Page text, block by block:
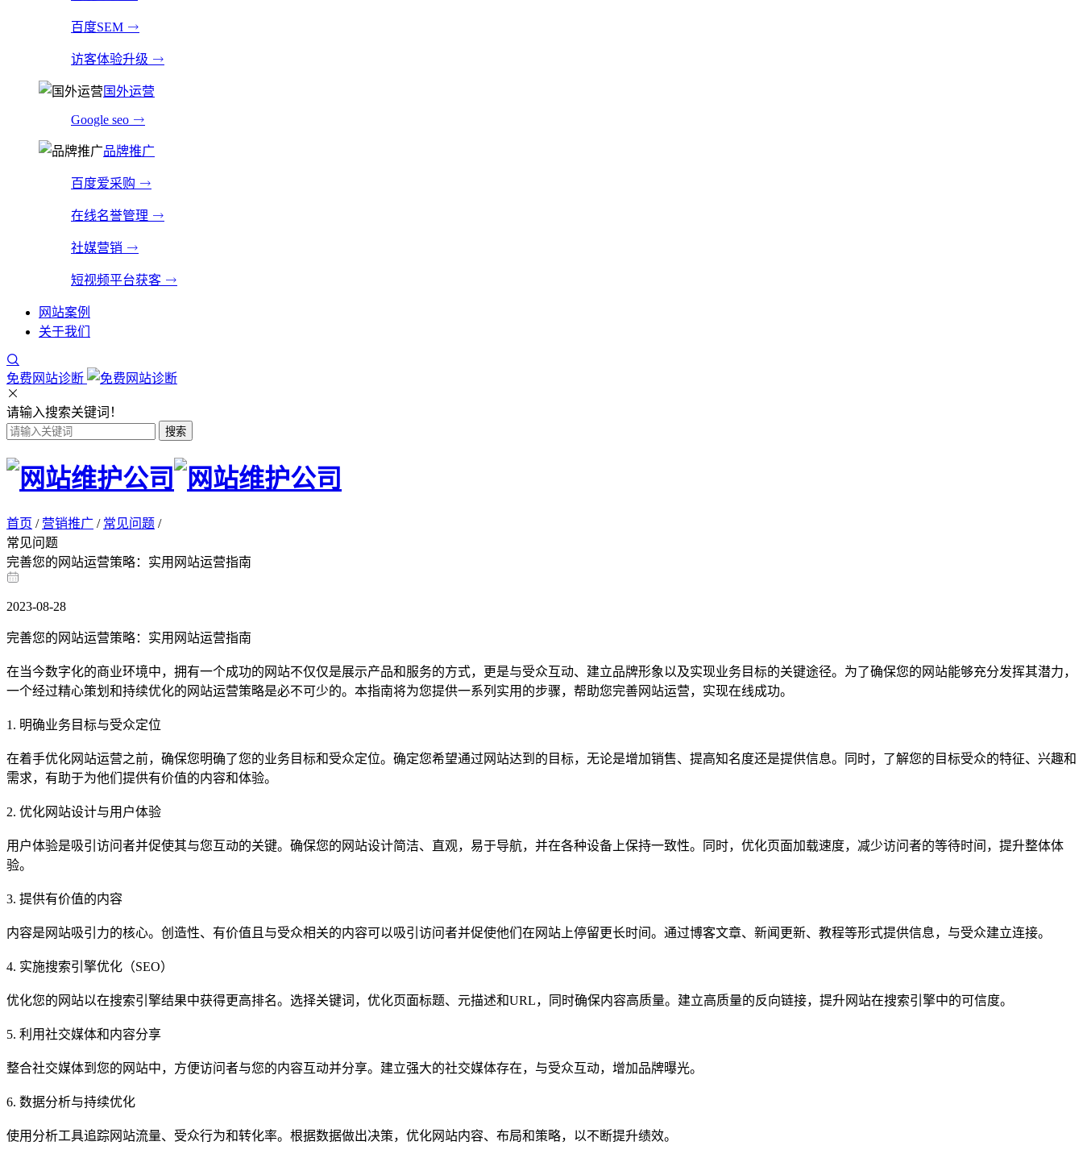
百度SEM
访客体验升级
国外运营
Google seo
品牌推广
百度爱采购
在线名誉管理
社媒营销
短视频平台获客
网站案例
关于我们
免费网站诊断
请输入搜索关键词！
搜索
首页 / 营销推广 / 常见问题 /
常见问题
完善您的网站运营策略：实用网站运营指南
2023-08-28
完善您的网站运营策略：实用网站运营指南
在当今数字化的商业环境中，拥有一个成功的网站不仅仅是展示产品和服务的方式，更是与受众互动、建立品牌形象以及实现业务目标的关键途径。为了确保您的网站能够充分发挥其潜力，
一个经过精心策划和持续优化的网站运营策略是必不可少的。本指南将为您提供一系列实用的步骤，帮助您完善网站运营，实现在线成功。
1. 明确业务目标与受众定位
在着手优化网站运营之前，确保您明确了您的业务目标和受众定位。确定您希望通过网站达到的目标，无论是增加销售、提高知名度还是提供信息。同时，了解您的目标受众的特征、兴趣和
需求，有助于为他们提供有价值的内容和体验。
2. 优化网站设计与用户体验
用户体验是吸引访问者并促使其与您互动的关键。确保您的网站设计简洁、直观，易于导航，并在各种设备上保持一致性。同时，优化页面加载速度，减少访问者的等待时间，提升整体体
验。
3. 提供有价值的内容
内容是网站吸引力的核心。创造性、有价值且与受众相关的内容可以吸引访问者并促使他们在网站上停留更长时间。通过博客文章、新闻更新、教程等形式提供信息，与受众建立连接。
4. 实施搜索引擎优化（SEO）
优化您的网站以在搜索引擎结果中获得更高排名。选择关键词，优化页面标题、元描述和URL，同时确保内容高质量。建立高质量的反向链接，提升网站在搜索引擎中的可信度。
5. 利用社交媒体和内容分享
整合社交媒体到您的网站中，方便访问者与您的内容互动并分享。建立强大的社交媒体存在，与受众互动，增加品牌曝光。
6. 数据分析与持续优化
使用分析工具追踪网站流量、受众行为和转化率。根据数据做出决策，优化网站内容、布局和策略，以不断提升绩效。